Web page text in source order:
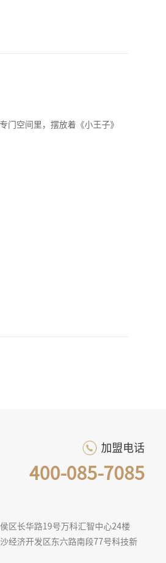
空间里，摆放着《小王子》
加盟电话
400-085-7085
区长华路19号万科汇智中心24楼
经济开发区东六路南段77号科技新